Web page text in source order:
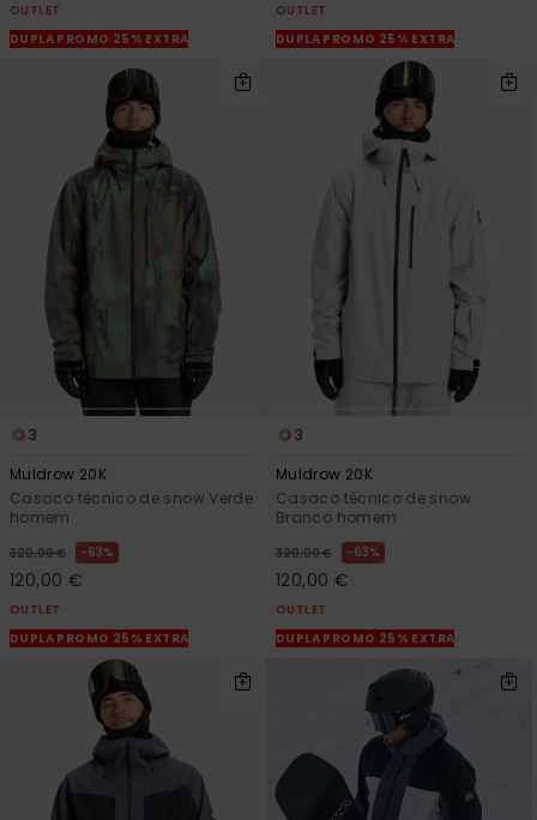
OUTLET
DUPLA PROMO 25% EXTRA
OUTLET
DUPLA PROMO 25% EXTRA
3
Muldrow 20K
Casaco técnico de snow Verde
homem
320,00 € 63%
120,00 €
OUTLET
DUPLA PROMO 25% EXTRA
3
Muldrow 20K
Casaco técnico de snow
Branco homem
320,00 € 63%
120,00 €
OUTLET
DUPLA PROMO 25% EXTRA